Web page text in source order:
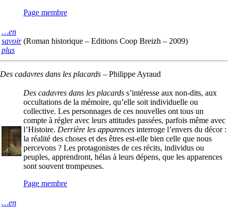
Page membre
…en
savoir
plus
(Roman historique – Editions Coop Breizh – 2009)
Des cadavres dans les placards – Philippe Ayraud
Des cadavres dans les placards s’intéresse aux non-dits, aux
occultations de la mémoire, qu’elle soit individuelle ou
collective. Les personnages de ces nouvelles ont tous un
compte à régler avec leurs attitudes passées, parfois même avec
l’Histoire. Derrière les apparences interroge l’envers du décor :
la réalité des choses et des êtres est-elle bien celle que nous
percevons ? Les protagonistes de ces récits, individus ou
peuples, apprendront, hélas à leurs dépens, que les apparences
sont souvent trompeuses.
Page membre
…en